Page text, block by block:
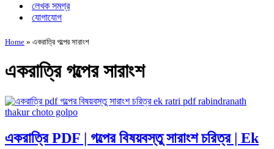
লেখক সমগ্র
যোগাযোগ
Home » একরাত্রি গল্পের সারাংশ
একরাত্রি গল্পের সারাংশ
একরাত্রি PDF | গল্পের বিষয়বস্তু সারাংশ চরিত্র | Ek